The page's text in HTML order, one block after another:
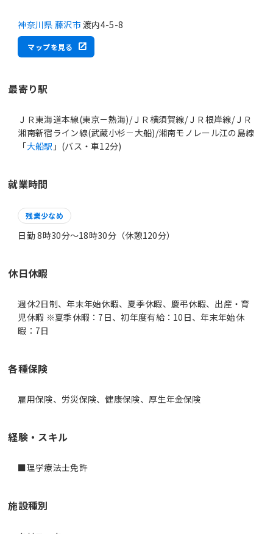
神奈川県 藤沢市 渡内4-5-8
マップを見る
最寄り駅
ＪＲ東海道本線(東京－熱海)/ＪＲ横須賀線/ＪＲ根岸線/ＪＲ
湘南新宿ライン線(武蔵小杉－大船)/湘南モノレール江の島線
「大船駅 」(バス・車12分)
就業時間
残業少なめ
日勤 8時30分〜18時30分（休憩120分）
休日休暇
週休2日制、年末年始休暇、夏季休暇、慶弔休暇、出産・育
児休暇 ※夏季休暇：7日、初年度有給：10日、年末年始休
暇：7日
各種保険
雇用保険、労災保険、健康保険、厚生年金保険
経験・スキル
■理学療法士免許
施設種別